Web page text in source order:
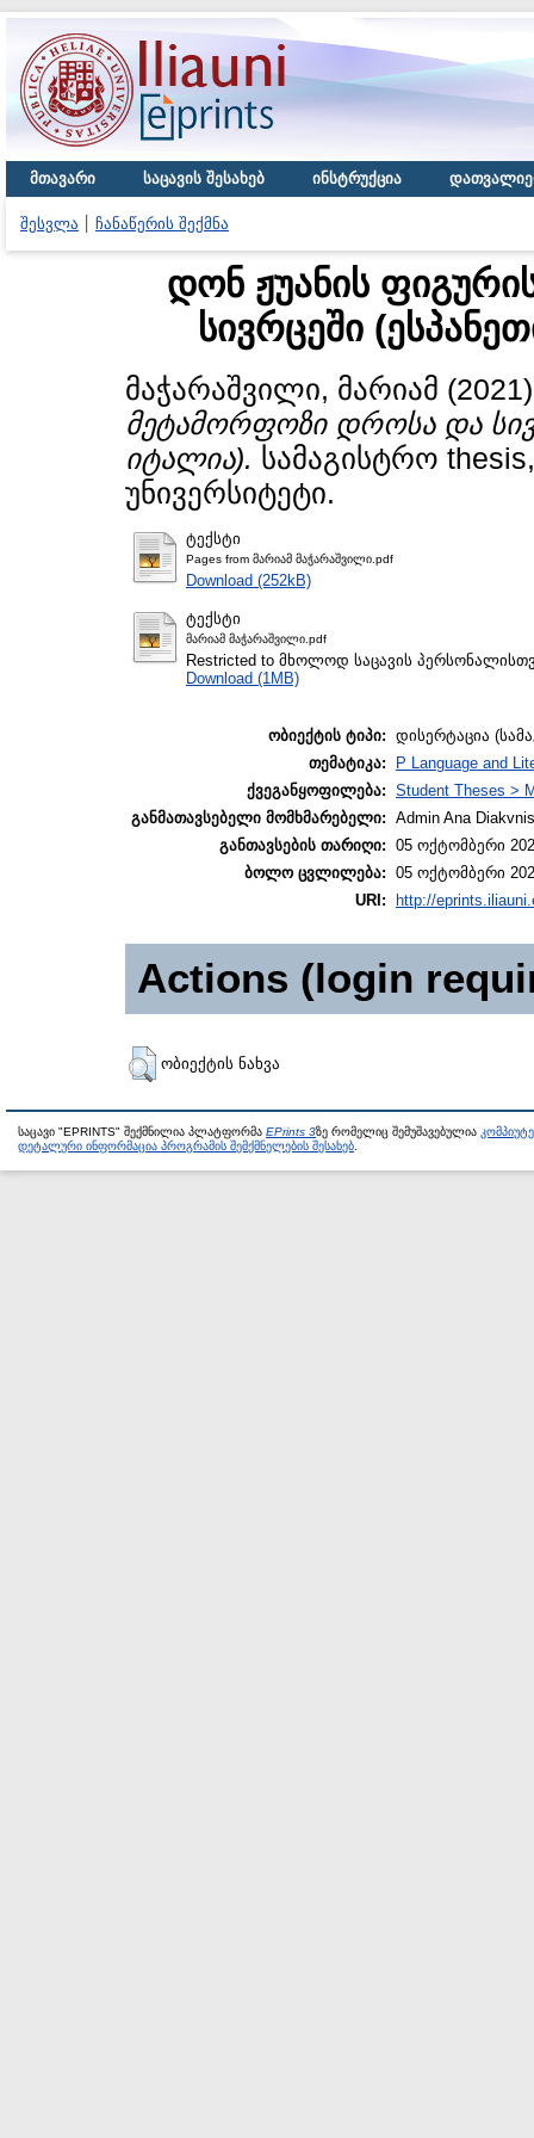
მთავარი საცავის შესახებ ინსტრუქცია
შესვლა ჩანაწერის შექმნა
დონ ჟუანის
სივრცეში
მაჭარაშვილი, მარიამ
მეტამორფოზი დროსა და
იტალია). სამაგისტრო
უნივერსიტეტი.
ტექსტი
Pages from მარიამ მაჭარაშვილი.pdf
Download (252kB)
ტექსტი
მარიამ მაჭარაშვილი.pdf
Restricted to მხოლოდ საცავის
Download (1MB)
ობიექტის ტიპი: დისერტაცია
თემატიკა:
P Language and
ქვეგანყოფილება: Student Theses >
განმათავსებელი მომხმარებელი: Admin Ana
განთავსების თარიღი: 05 ოქტომბერი
ბოლო ცვლილება: 05 ოქტომბერი
URI:
http://
Actions (login
ობიექტის ნახვა
საცავი "EPRINTS" შექმნილია პლატფორმა EPrints 3ზე რომელიც შემუშავებულია
დეტალური ინფორმაცია პროგრამის შემქმნელების შესახებ.